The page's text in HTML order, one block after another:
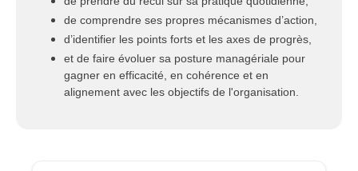
de comprendre ses propres mécanismes d’action,
d’identifier les points forts et les axes de progrès,
et de faire évoluer sa posture managériale pour
gagner en efficacité, en cohérence et en
alignement avec les objectifs de l'organisation.